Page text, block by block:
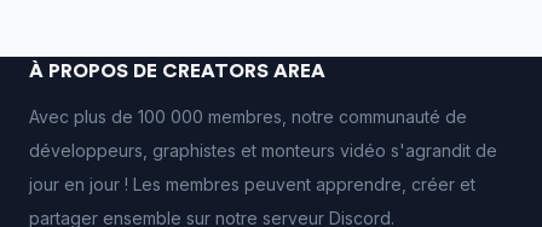
À PROPOS DE CREATORS AREA
Avec plus de 100 000 membres, notre communauté de
développeurs, graphistes et monteurs vidéo s'agrandit de
jour en jour ! Les membres peuvent apprendre, créer et
partager ensemble sur notre serveur Discord.